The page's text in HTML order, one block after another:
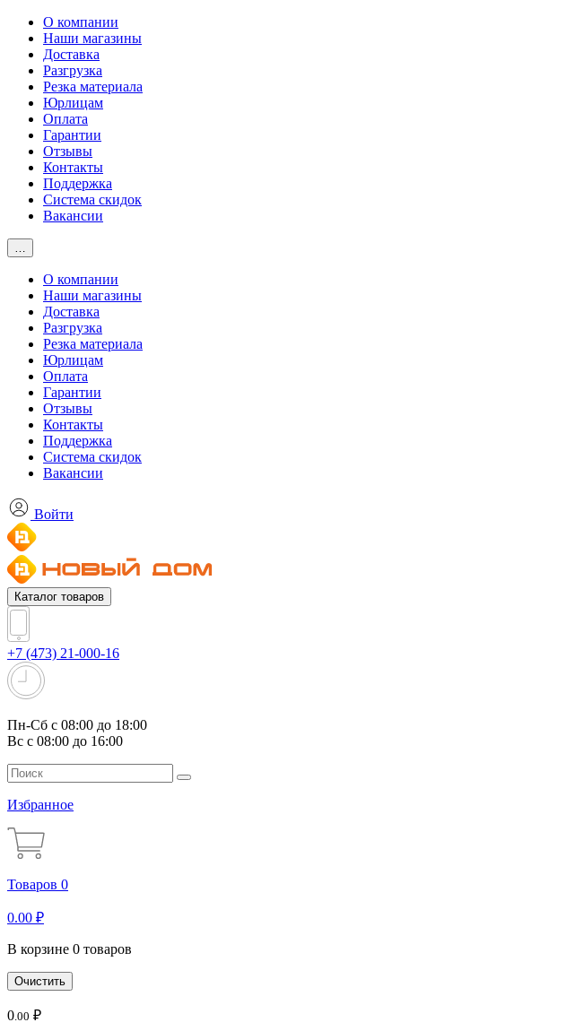
О компании
Наши магазины
Доставка
Разгрузка
Резка материала
Юрлицам
Оплата
Гарантии
Отзывы
Контакты
Поддержка
Система скидок
Вакансии
…
О компании
Наши магазины
Доставка
Разгрузка
Резка материала
Юрлицам
Оплата
Гарантии
Отзывы
Контакты
Поддержка
Система скидок
Вакансии
Войти
Каталог товаров
+7 (473) 21-000-16
Пн-Сб с 08:00 до 18:00
Вс с 08:00 до 16:00
Избранное
Товаров 0
0.00 ₽
В корзине 0 товаров
Очистить
0 .00 ₽